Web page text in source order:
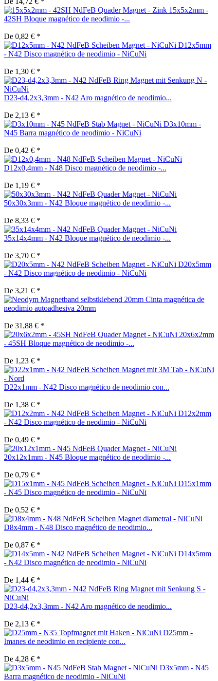
15x5x2mm -
42SH Bloque magnético de neodimio -...
De 0,82 € *
D12x5mm
- N42 Disco magnético de neodimio - NiCuNi
De 1,30 € *
D23-d4,2x3,3mm - N42 Aro magnético de neodimio...
De 2,13 € *
D3x10mm -
N45 Barra magnético de neodimio - NiCuNi
De 0,42 € *
D12x0,4mm - N48 Disco magnético de neodimio -...
De 1,19 € *
50x30x3mm - N42 Bloque magnético de neodimio -...
De 8,33 € *
35x14x4mm - N42 Bloque magnético de neodimio -...
De 3,70 € *
D20x5mm
- N42 Disco magnético de neodimio - NiCuNi
De 3,21 € *
Cinta magnética de
neodimio autoadhesiva 20mm
De 31,88 € *
20x6x2mm
- 45SH Bloque magnético de neodimio -...
De 1,23 € *
D22x1mm - N42 Disco magnético de neodimio con...
De 1,38 € *
D12x2mm
- N42 Disco magnético de neodimio - NiCuNi
De 0,49 € *
20x12x1mm - N45 Bloque magnético de neodimio -...
De 0,79 € *
D15x1mm
- N45 Disco magnético de neodimio - NiCuNi
De 0,52 € *
D8x4mm - N48 Disco magnético de neodimio...
De 0,87 € *
D14x5mm
- N42 Disco magnético de neodimio - NiCuNi
De 1,44 € *
D23-d4,2x3,3mm - N42 Aro magnético de neodimio...
De 2,13 € *
D25mm -
Imanes de neodimio en recipiente con...
De 4,28 € *
D3x5mm - N45
Barra magnético de neodimio - NiCuNi